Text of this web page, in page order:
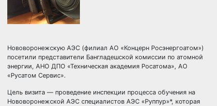
Нововоронежскую АЭС (филиал АО «Концерн Росэнергоатом»)
посетили представители Бангладешской комиссии по атомной
энергии, АНО ДПО «Техническая академия Росатома», АО
«Русатом Сервис».
Цель визита — проведение инспекции процесса обучения на
Нововоронежской АЭС специалистов АЭС «Руппур»*, которая